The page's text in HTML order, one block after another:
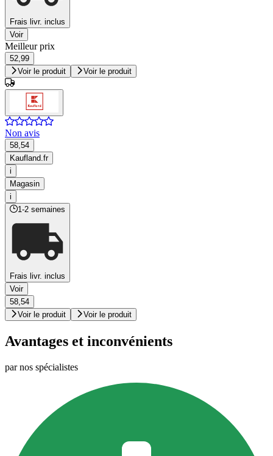
Frais livr. inclus
Voir
Meilleur prix
52,99
Voir le produit
Voir le produit
Non avis
58,54
Kaufland.fr
i
Magasin
i
1-2 semaines
Frais livr. inclus
Voir
58,54
Voir le produit
Voir le produit
Avantages et inconvénients
par nos spécialistes